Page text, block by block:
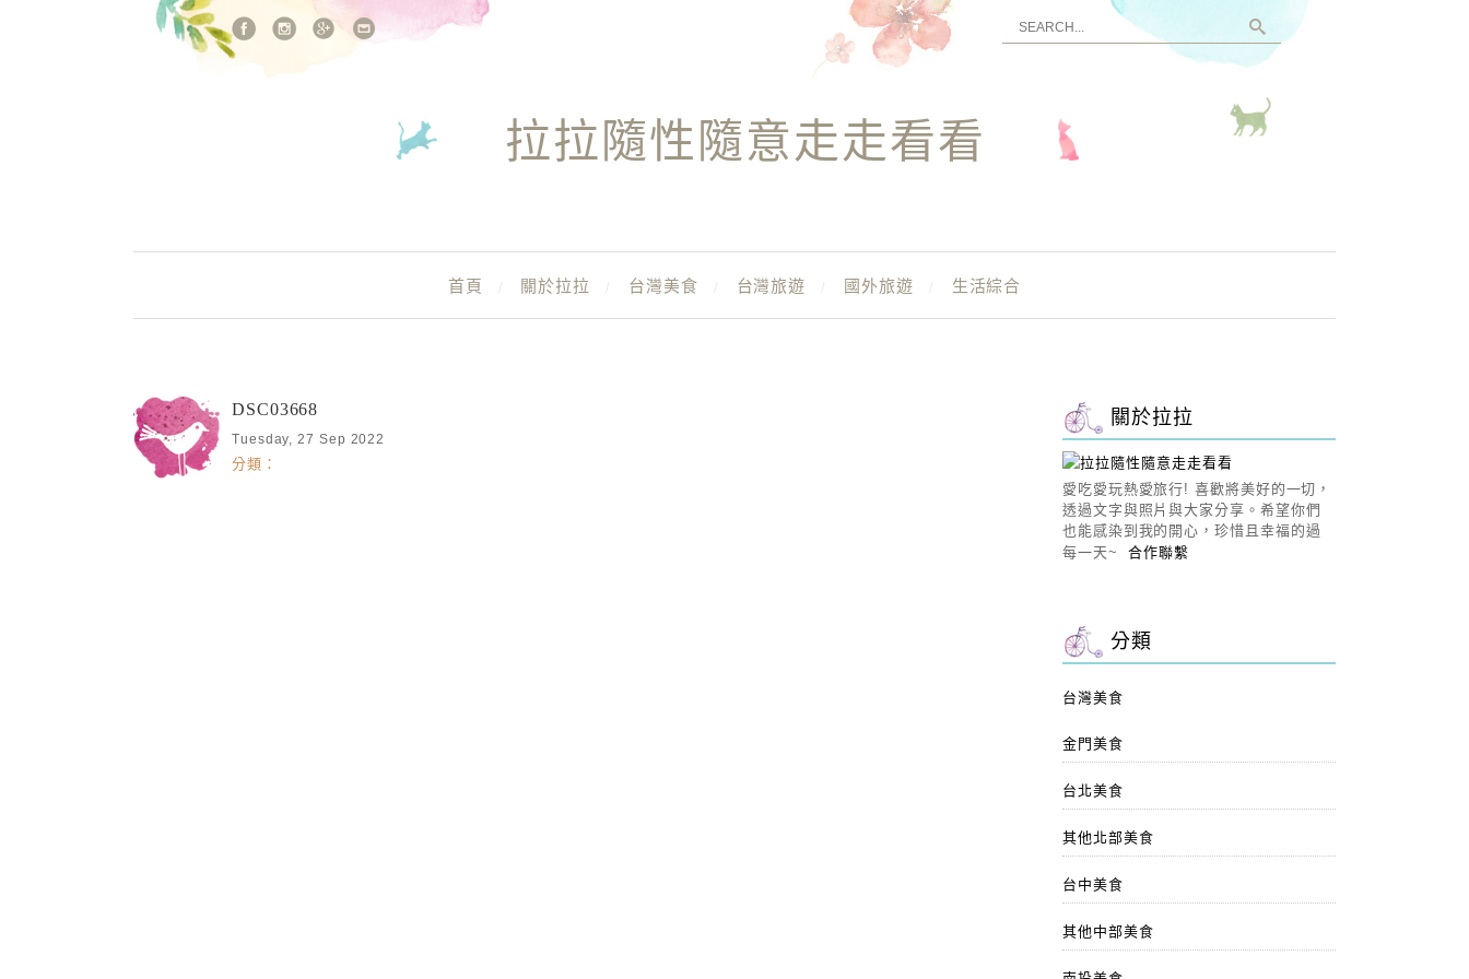
站內搜尋
拉拉隨性隨意走走看看
首頁 關於拉拉 台灣美食 台灣旅遊 國外旅遊 生活綜合
DSC03668
Tuesday, 27 Sep 2022
分類：
關於拉拉
愛吃愛玩熱愛旅行! 喜歡將美好的一切，
透過文字與照片與大家分享。希望你們
也能感染到我的開心，珍惜且幸福的過
每一天~合作聯繫
分類
台灣美食
金門美食
台北美食
其他北部美食
台中美食
其他中部美食